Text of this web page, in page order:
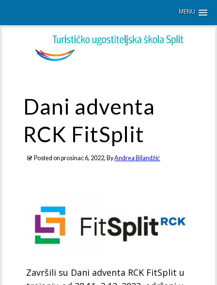
MENU
Dani adventa
RCK FitSplit
Posted on prosinac 6, 2022, ByAndrea Bilandžić
Završili su Dani adventa RCK FitSplit u